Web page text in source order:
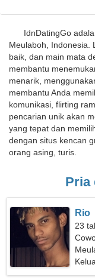
IdnDatingGo
Meulaboh, Indonesia.
baik, dan main mata
membantu
menarik,
membantu Anda
komunikasi, flirting
pencarian unik akan
yang tepat dan
dengan situs kencan
orang asing, turis.
Pria
Rio
23